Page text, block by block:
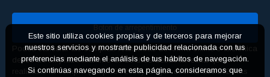
Boton de arrepentimiento
Podés cancelar tus compras realizadas de forma online o telefonica
dentro de un plazo máximo de 10 días desde la fecha que
realizaste la compra (Disp.954/2025). Según decreto 809/2024 las
Este sitio utiliza cookies propias y de terceros para mejorar
nuestros servicios y mostrarte publicidad relacionada con tus
preferencias mediante el análisis de tus hábitos de navegación.
Si continúas navegando en esta página, consideramos que